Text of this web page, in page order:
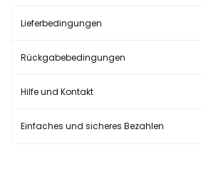
Lieferbedingungen
Rückgabebedingungen
Hilfe und Kontakt
Einfaches und sicheres Bezahlen